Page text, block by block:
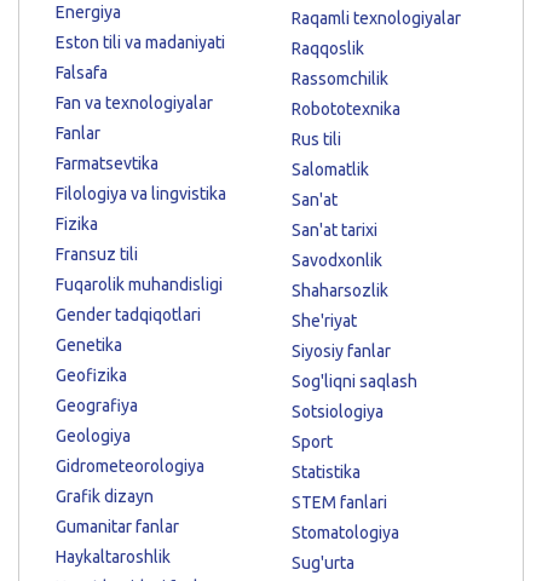
Energiya
Eston tili va madaniyati
Falsafa
Fan va texnologiyalar
Fanlar
Farmatsevtika
Filologiya va lingvistika
Fizika
Fransuz tili
Fuqarolik muhandisligi
Gender tadqiqotlari
Genetika
Geofizika
Geografiya
Geologiya
Gidrometeorologiya
Grafik dizayn
Gumanitar fanlar
Haykaltaroshlik
Raqamli texnologiyalar
Raqqoslik
Rassomchilik
Robototexnika
Rus tili
Salomatlik
San'at
San'at tarixi
Savodxonlik
Shaharsozlik
She'riyat
Siyosiy fanlar
Sog'liqni saqlash
Sotsiologiya
Sport
Statistika
STEM fanlari
Stomatologiya
Sug'urta